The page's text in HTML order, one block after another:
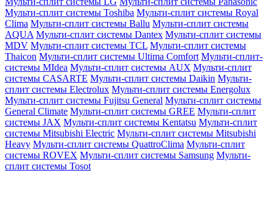
Мульти-сплит системы Toshiba Мульти-сплит системы Royal
Clima Мульти-сплит системы Ballu Мульти-сплит системы
AQUA Мульти-сплит системы Dantex Мульти-сплит системы
MDV Мульти-сплит системы TCL Мульти-сплит системы
Thaicon Мульти-сплит системы Ultima Comfort Мульти-сплит-
системы MIdea Мульти-сплит системы AUX Мульти-сплит
системы CASARTE Мульти-сплит системы Daikin Мульти-
сплит системы Electrolux Мульти-сплит системы Energolux
Мульти-сплит системы Fujitsu General Мульти-сплит системы
General Climate Мульти-сплит системы GREE Мульти-сплит
системы JAX Мульти-сплит системы Kentatsu Мульти-сплит
системы Mitsubishi Electric Мульти-сплит системы Mitsubishi
Heavy Мульти-сплит системы QuattroClima Мульти-сплит
системы ROVEX Мульти-сплит системы Samsung Мульти-
сплит системы Tosot